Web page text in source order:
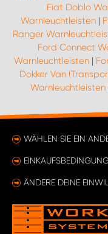
Fiat Doblo
Warnleuchtleisten|
Ranger
Ford Connect
Warnleuchtleisten |
Dokker Van
Warnleuchtleisten
WÄHLEN SIE EIN
ÄNDERE DEINE